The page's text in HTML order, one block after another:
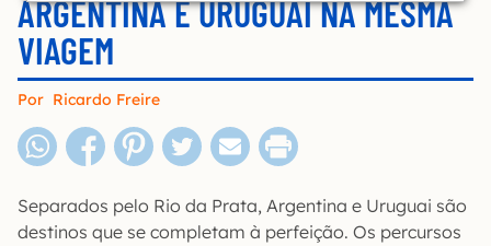
ARGENTINA E URUGUAI NA MESMA
VIAGEM
Por Ricardo Freire
Separados pelo Rio da Prata, Argentina e Uruguai são
destinos que se completam à perfeição. Os percursos